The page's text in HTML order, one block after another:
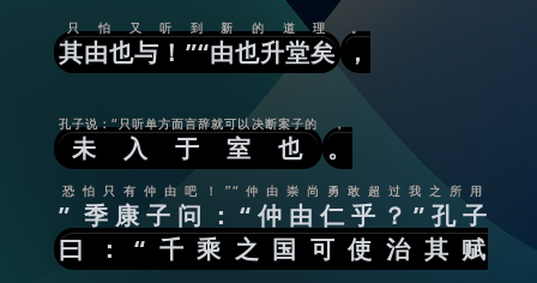
其由也与！”“由也升堂矣
只怕又听到新的道理
，
。
未入于室也
孔子说：“只听单方面言辞就可以决断案子的
。
，
” 季康子问：“仲由仁乎？”孔子
曰：“千乘之国可使治其赋
恐怕只有仲由吧！”“仲由崇尚勇敢超过我之所用